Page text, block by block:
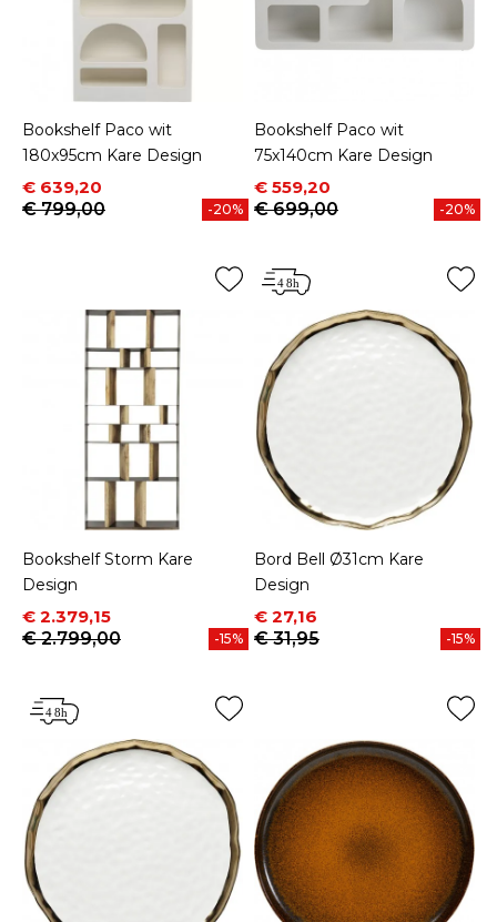
Bookshelf Paco wit
180x95cm Kare Design
Prijs
€ 639,20
Normale prijs
€ 799,00
-20%
Bookshelf Paco wit
75x140cm Kare Design
Prijs
€ 559,20
Normale prijs
€ 699,00
-20%
Bookshelf Storm Kare
Design
Prijs
€ 2.379,15
Normale prijs
€ 2.799,00
-15%
Bord Bell Ø31cm Kare
Design
Prijs
€ 27,16
Normale prijs
€ 31,95
-15%